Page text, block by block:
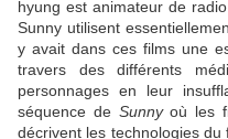
hyung est animateur de
Sunny utilisent
y avait dans ces films une
travers des différents
personnages en leur
séquence de Sunnyoù les
décrivent les technologies